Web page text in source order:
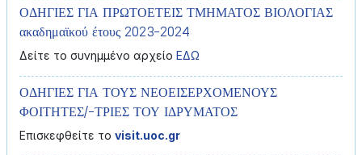
ΟΔΗΓΙΕΣ ΓΙΑ ΠΡΩΤΟΕΤΕΙΣ ΤΜΗΜΑΤΟΣ ΒΙΟΛΟΓΙΑΣ
ακαδημαϊκού έτους 2023-2024
Δείτε το συνημμένο αρχείο ΕΔΩ
ΟΔΗΓΙΕΣ ΓΙΑ ΤΟΥΣ ΝΕΟΕΙΣΕΡΧΟΜΕΝΟΥΣ
ΦΟΙΤΗΤΕΣ/-ΤΡΙΕΣ ΤΟΥ ΙΔΡΥΜΑΤΟΣ
Επισκεφθείτε το visit.uoc.gr